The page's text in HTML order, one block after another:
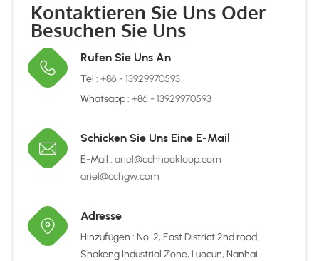
Kontaktieren Sie Uns Oder
Besuchen Sie Uns
Rufen Sie Uns An
Tel :+86 - 13929970593
Whatsapp :+86 - 13929970593
Schicken Sie Uns Eine E-Mail
E-Mail :ariel@cchhookloop.com
ariel@cchgw.com
Adresse
Hinzufügen : No. 2, East District 2nd road,
Shakeng Industrial Zone, Luocun, Nanhai